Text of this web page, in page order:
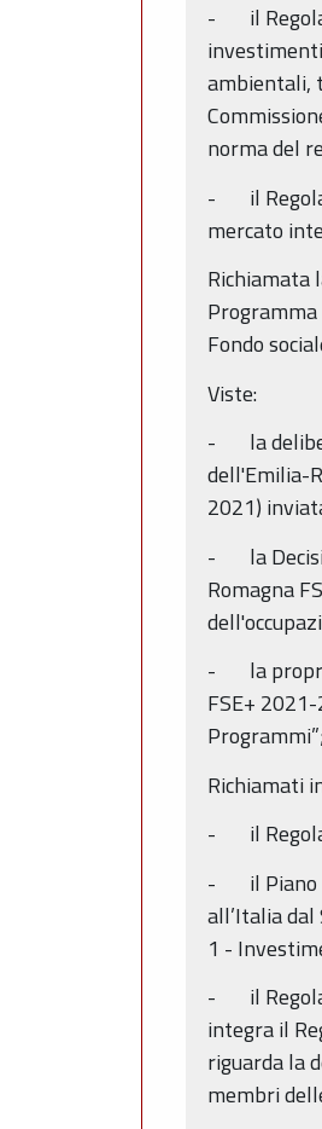
- il
ambientali,
norma del
- il
mercato
Richiamata
Fondo
Viste:
- la
dell'Emilia-
2021)
- la
Romagna
- la propria
FSE+
Richiamati
- il
- il Piano
all’Italia
1 -
- il
integra il
riguarda la
membri